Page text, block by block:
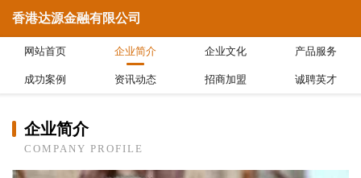
香港达源金融有限公司
网站首页 企业简介 企业文化 产品服务
成功案例 资讯动态 招商加盟 诚聘英才
企业简介
COMPANY PROFILE